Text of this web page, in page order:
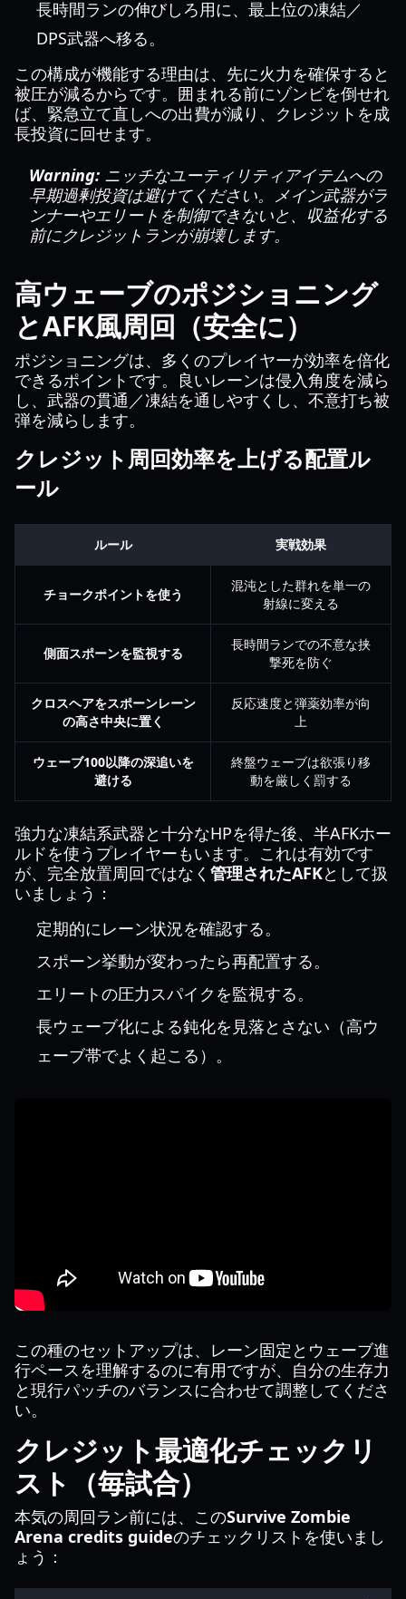
長時間ランの伸びしろ用に、最上位の凍結／
DPS武器へ移る。
この構成が機能する理由は、先に火力を確保すると
被圧が減るからです。囲まれる前にゾンビを倒せれ
ば、緊急立て直しへの出費が減り、クレジットを成
長投資に回せます。
Warning: ニッチなユーティリティアイテムへの
早期過剰投資は避けてください。メイン武器がラ
ンナーやエリートを制御できないと、収益化する
前にクレジットランが崩壊します。
高ウェーブのポジショニング
とAFK風周回（安全に）
ポジショニングは、多くのプレイヤーが効率を倍化
できるポイントです。良いレーンは侵入角度を減ら
し、武器の貫通／凍結を通しやすくし、不意打ち被
弾を減らします。
クレジット周回効率を上げる配置ル
ール
ルール 実戦効果
チョークポイントを使う
混沌とした群れを単一の
射線に変える
側面スポーンを監視する
長時間ランでの不意な挟
撃死を防ぐ
クロスヘアをスポーンレーン
の高さ中央に置く
反応速度と弾薬効率が向
上
ウェーブ100以降の深追いを
避ける
終盤ウェーブは欲張り移
動を厳しく罰する
強力な凍結系武器と十分なHPを得た後、半AFKホー
ルドを使うプレイヤーもいます。これは有効です
が、完全放置周回ではなく 管理されたAFKとして扱
いましょう：
定期的にレーン状況を確認する。
スポーン挙動が変わったら再配置する。
エリートの圧力スパイクを監視する。
長ウェーブ化による鈍化を見落とさない（高ウ
ェーブ帯でよく起こる）。
この種のセットアップは、レーン固定とウェーブ進
行ペースを理解するのに有用ですが、自分の生存力
と現行パッチのバランスに合わせて調整してくださ
い。
クレジット最適化チェックリ
スト（毎試合）
本気の周回ラン前には、このSurvive Zombie
Arena credits guideのチェックリストを使いまし
ょう：